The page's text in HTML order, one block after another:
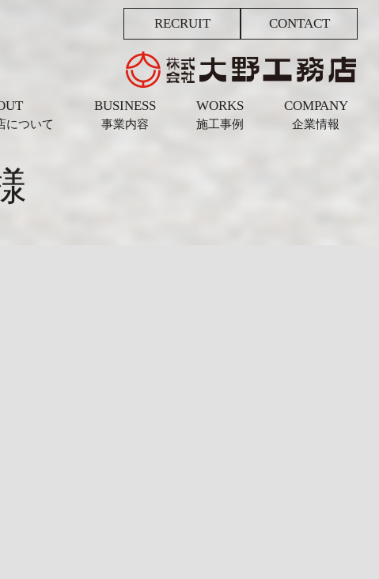
について
BUSINESS
事業内容
WORKS
施工事例
COMPANY
企業情報
RECRUIT CONTACT